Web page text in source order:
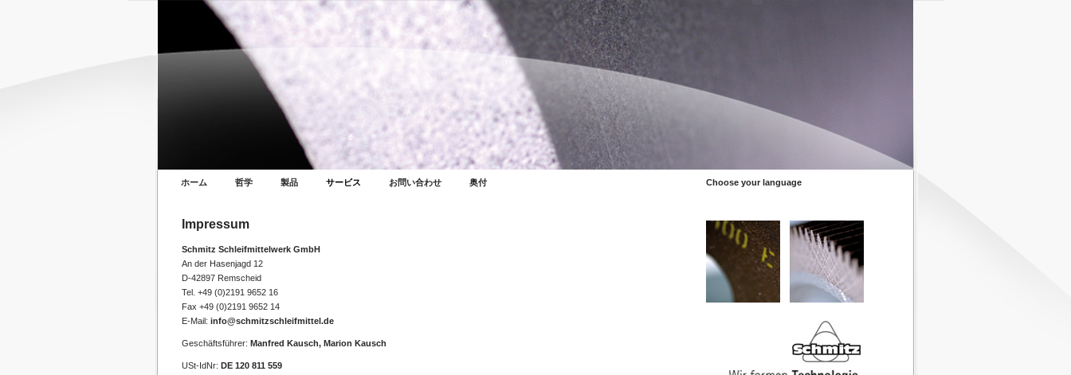
ホーム 哲学 製品 サービス お問い合わせ 奥付 Choose your language
Impressum
Schmitz Schleifmittelwerk GmbH
An der Hasenjagd 12
D-42897 Remscheid
Tel. +49 (0)2191 9652 16
Fax +49 (0)2191 9652 14
E-Mail: info@schmitzschleifmittel.de
Geschäftsführer: Manfred Kausch, Marion Kausch
USt-IdNr: DE 120 811 559